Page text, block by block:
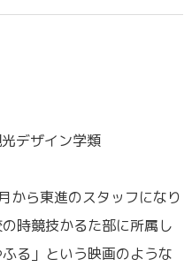
デザイン学類
から東進のスタッフになり
時競技かるた部に所属し
る」という映画のような